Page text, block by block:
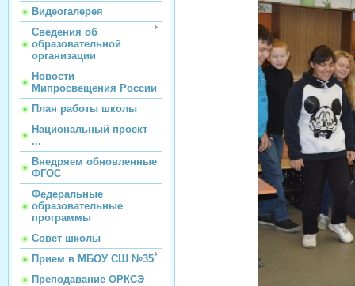
Видеогалерея
Сведения об
образовательной
организации
Новости
Мипросвещения России
План работы школы
Национальный проект
...
Внедряем обновленные
ФГОС
Федеральные
образовательные
программы
Совет школы
Прием в МБОУ СШ №35
Преподавание ОРКСЭ